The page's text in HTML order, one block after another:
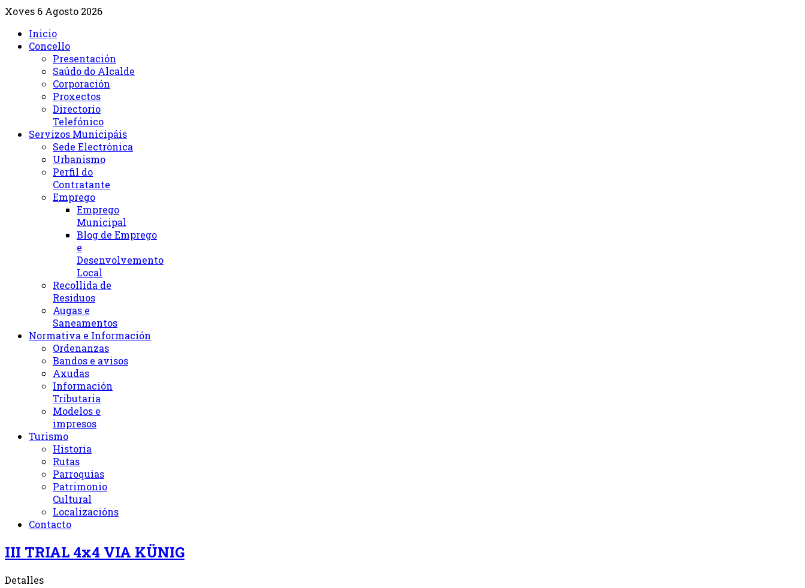
Xoves 6 Agosto 2026
Inicio
Concello
Presentación
Saúdo do Alcalde
Corporación
Proxectos
Directorio
Telefónico
Servizos Municipáis
Sede Electrónica
Urbanismo
Perfil do
Contratante
Emprego
Emprego
Municipal
Blog de Emprego
e
Desenvolvemento
Local
Recollida de
Residuos
Augas e
Saneamentos
Normativa e Información
Ordenanzas
Bandos e avisos
Axudas
Información
Tributaria
Modelos e
impresos
Turismo
Historia
Rutas
Parroquias
Patrimonio
Cultural
Localizacións
Contacto
III TRIAL 4x4 VIA KÜNIG
Detalles